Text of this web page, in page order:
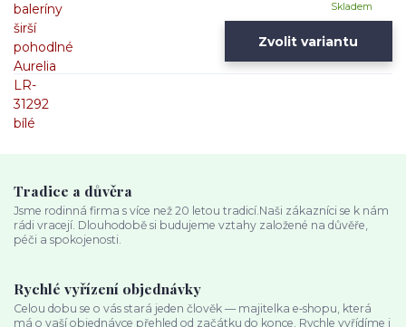
Skladem
Zvolit variantu
Tradice a důvěra
Jsme rodinná firma s více než 20 letou tradicí.Naši zákazníci se k nám
rádi vracejí. Dlouhodobě si budujeme vztahy založené na důvěře,
péči a spokojenosti.
Rychlé vyřízení objednávky
Celou dobu se o vás stará jeden člověk — majitelka e‑shopu, která
má o vaší objednávce přehled od začátku do konce. Rychle vyřídíme i